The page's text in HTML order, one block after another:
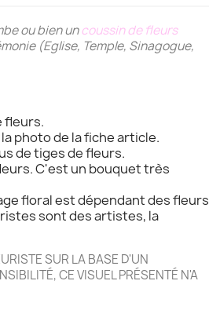
ou bien uncoussin de fleurs
(Eglise, Temple, Sinagogue,
fleurs.
photo de la fiche article.
de tiges de fleurs.
C'est un bouquet très
floral est dépendant des fleurs
sont des artistes, la
SUR LA BASE D'UN
CE VISUEL PRÉSENTÉ N'A